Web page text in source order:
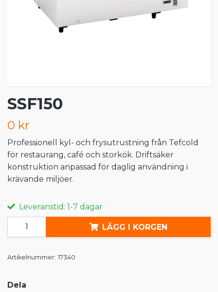
SSF150
0 kr
Professionell kyl- och frysutrustning från Tefcold
för restaurang, café och storkök. Driftsäker
konstruktion anpassad för daglig användning i
krävande miljöer.
Leveranstid: 1-7 dagar
LÄGG I KORGEN
Artikelnummer: 17340
Dela